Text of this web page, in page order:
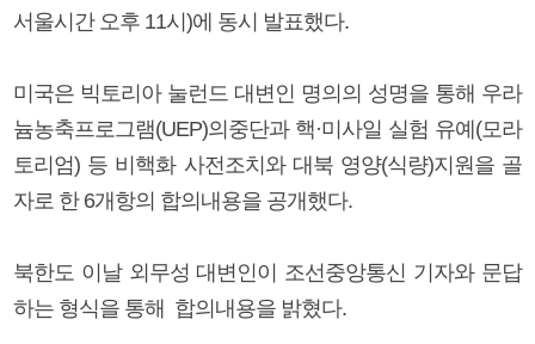
서울시간 오후 11시)에 동시 발표했다.
미국은 빅토리아 눌런드 대변인 명의의 성명을 통해 우라
늄농축프로그램(UEP)의중단과 핵·미사일 실험 유예(모라
토리엄) 등 비핵화 사전조치와 대북 영양(식량)지원을 골
자로 한 6개항의 합의내용을 공개했다.
북한도 이날 외무성 대변인이 조선중앙통신 기자와 문답
하는 형식을 통해 합의내용을 밝혔다.